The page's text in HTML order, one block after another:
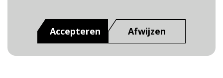
Accepteren Afwijzen